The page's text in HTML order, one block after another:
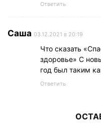
Ответить
Саша 03.12.2021 в 20:19
Что сказать
здоровье» С
год был таким
Ответить